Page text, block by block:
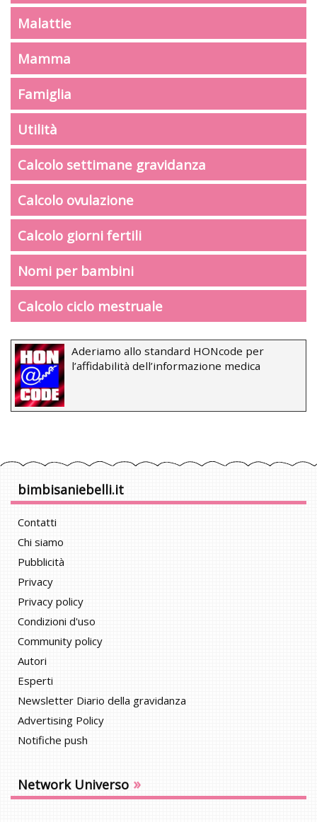
Malattie
Mamma
Famiglia
Utilità
Calcolo settimane gravidanza
Calcolo ovulazione
Calcolo giorni fertili
Nomi per bambini
Calcolo ciclo mestruale
Aderiamo allo standard HONcode per
l’affidabilità dell’informazione medica
bimbisaniebelli.it
Contatti
Chi siamo
Pubblicità
Privacy
Privacy policy
Condizioni d'uso
Community policy
Autori
Esperti
Newsletter Diario della gravidanza
Advertising Policy
Notifiche push
Network Universo »